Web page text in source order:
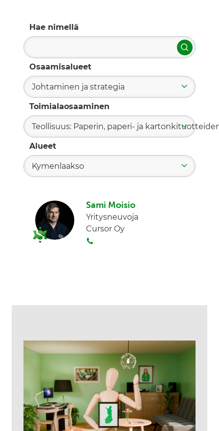
Hae nimellä
Hae
Osaamisalueet
Johtaminen ja strategia
Toimialaosaaminen
Teollisuus: Paperin, paperi- ja
Alueet
Kymenlaakso
Sami Moisio
Yritysneuvoja
Cursor Oy